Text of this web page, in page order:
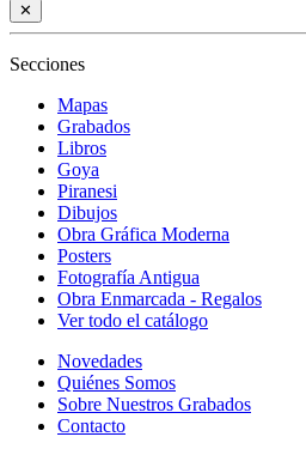
✕
Secciones
Mapas
Grabados
Libros
Goya
Piranesi
Dibujos
Obra Gráfica Moderna
Posters
Fotografía Antigua
Obra Enmarcada - Regalos
Ver todo el catálogo
Novedades
Quiénes Somos
Sobre Nuestros Grabados
Contacto